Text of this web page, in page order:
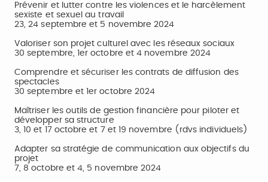
Prévenir et lutter contre les violences et le harcèlement
sexiste et sexuel au travail
23, 24 septembre et 5 novembre 2024
Valoriser son projet culturel avec les réseaux sociaux
30 septembre, 1er octobre et 4 novembre 2024
Comprendre et sécuriser les contrats de diffusion des
spectacles
30 septembre et 1er octobre 2024
Maîtriser les outils de gestion financière pour piloter et
développer sa structure
3, 10 et 17 octobre et 7 et 19 novembre (rdvs individuels)
Adapter sa stratégie de communication aux objectifs du
projet
7, 8 octobre et 4, 5 novembre 2024